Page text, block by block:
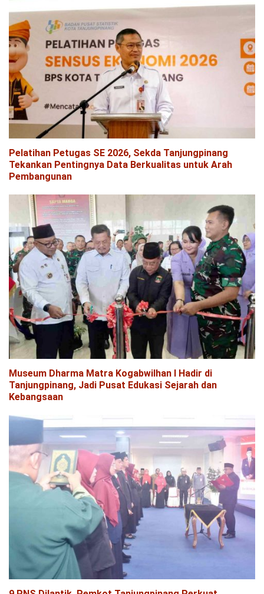
Pelatihan Petugas SE 2026, Sekda Tanjungpinang
Tekankan Pentingnya Data Berkualitas untuk Arah
Pembangunan
Museum Dharma Matra Kogabwilhan I Hadir di
Tanjungpinang, Jadi Pusat Edukasi Sejarah dan
Kebangsaan